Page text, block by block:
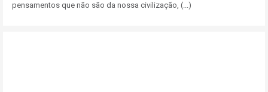
pensamentos que não são da nossa civilização, (...)